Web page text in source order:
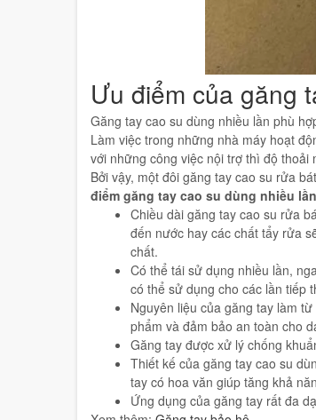
Ưu điểm của găng
Găng tay cao su dùng nhiều lần phù
Làm việc trong những nhà máy hoạt
với những công việc nội trợ thì độ
Bởi vậy, một đôi găng tay cao su rửa
điểm găng tay cao su dùng nhiều lần
Chiều dài găng tay cao su rửa
đến nước hay các chất tẩy rửa
chất.
Có thể tái sử dụng nhiều lần,
có thể sử dụng cho các lần tiếp
Nguyên liệu của găng tay làm
phẩm và đảm bảo an toàn cho
Găng tay được xử lý chống
Thiết kế của găng tay cao su
tay có hoa văn giúp tăng khả
Ứng dụng của găng tay rất đa
Xem thêm: Găng tay bảo hộ